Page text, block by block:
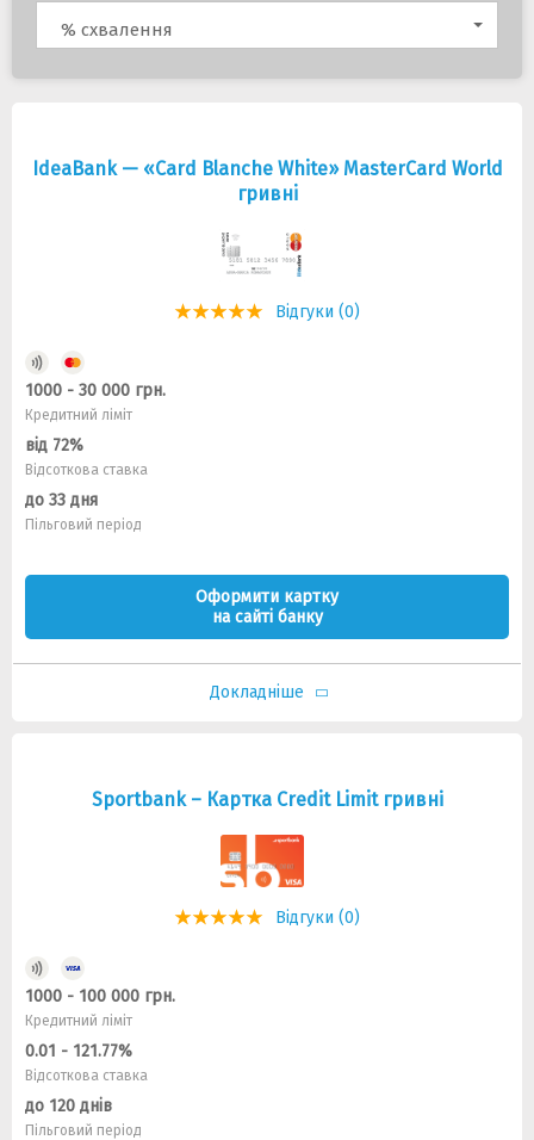
% схвалення
IdeaBank — «Card Blanche White» MasterCard World
гривнi
Відгуки (0)
1000 - 30 000 грн.
Кредитний ліміт
від 72%
Відсоткова ставка
до 33 дня
Пільговий період
Оформити картку
на сайті банку
Докладніше
Sportbank – Картка Credit Limit гривні
Відгуки (0)
1000 - 100 000 грн.
Кредитний ліміт
0.01 - 121.77%
Відсоткова ставка
до 120 днів
Пільговий період